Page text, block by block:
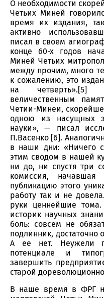
О необходимости
Четьих Миней
время их издания,
активно
писал в своем
конце 60-х годов
Миней Четьих
между прочим, много
к сожалению, это
на
величественным
Четии-Минеи,
одною из насущных
науки», — писал
П.Васенко [6].
в наши дни: «Ничего
этим сводом в нашей
ни до, ни спустя три
комиссия,
публикацию этого
работу так и не
руки ценнейшие
историк научных
боль: совсем не
подлинник, достаточно
А ее нет. Неужели
потенциале и
завершить
старой
В наше время в ФРГ